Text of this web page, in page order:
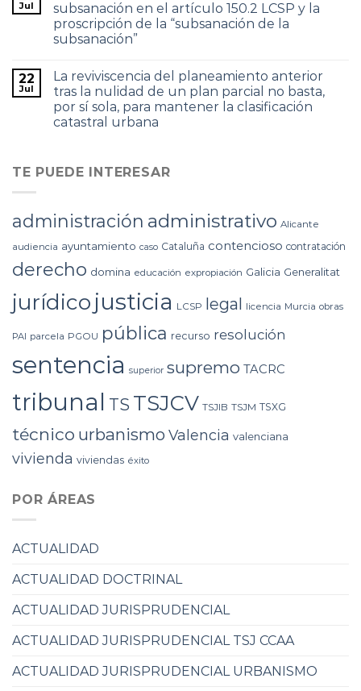
Jul
subsanación en el artículo 150.2 LCSP y la
proscripción de la “subsanación de la
subsanación”
22
Jul
La reviviscencia del planeamiento anterior
tras la nulidad de un plan parcial no basta,
por sí sola, para mantener la clasificación
catastral urbana
TE PUEDE INTERESAR
administración administrativo Alicante
audiencia ayuntamiento caso Cataluña contencioso contratación
derecho domina educación expropiación Galicia Generalitat
jurídico justicia LCSP legal licencia Murcia obras
PAI parcela PGOU pública recurso resolución
sentencia superior supremo TACRC
tribunal TS TSJCV TSJIB TSJM TSXG
técnico urbanismo Valencia valenciana
vivienda viviendas éxito
POR ÁREAS
ACTUALIDAD
ACTUALIDAD DOCTRINAL
ACTUALIDAD JURISPRUDENCIAL
ACTUALIDAD JURISPRUDENCIAL TSJ CCAA
ACTUALIDAD JURISPRUDENCIAL URBANISMO